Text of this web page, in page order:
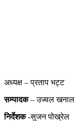
अध्यक्ष – प्रताप भट्ट
सम्पादक– उज्वल खनाल
निर्देशक-सुजन पोख्रेल